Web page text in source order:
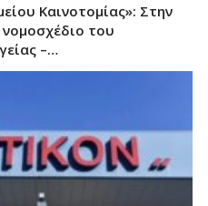
Καινοτομίας»: Στην
του
–…